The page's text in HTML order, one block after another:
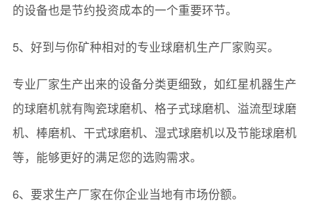
的设备也是节约投资成本的一个重要环节。
5、好到与你矿种相对的专业球磨机生产厂家购买。
专业厂家生产出来的设备分类更细致，如红星机器生产
的球磨机就有陶瓷球磨机、格子式球磨机、溢流型球磨
机、棒磨机、干式球磨机、湿式球磨机以及节能球磨机
等，能够更好的满足您的选购需求。
6、要求生产厂家在你企业当地有市场份额。